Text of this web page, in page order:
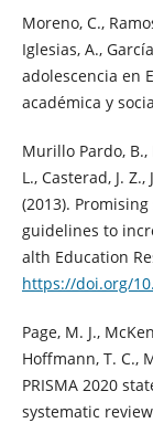
Moreno, C.,
Iglesias, A.,
adolescencia en
académica y
Murillo Pardo, B.,
L., Casterad, J.
(2013).
guidelines to
alth Education
https://doi.org/
Page, M. J.,
Hoffmann, T. C.,
PRISMA 2020
systematic